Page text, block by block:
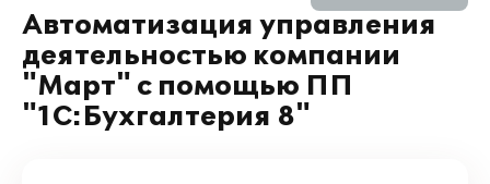
Автоматизация управления
деятельностью компании
"Март" с помощью ПП
"1С:Бухгалтерия 8"